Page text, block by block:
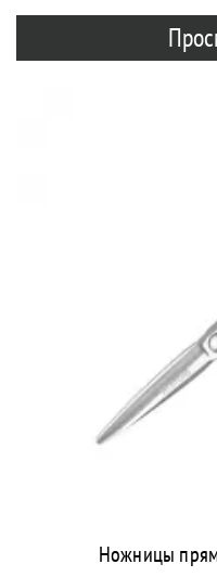
Ножницы